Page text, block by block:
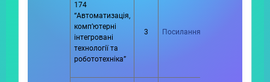
174
“Автоматизація,
комп’ютерні
інтегровані
технології та
робототехніка”
3 Посилання